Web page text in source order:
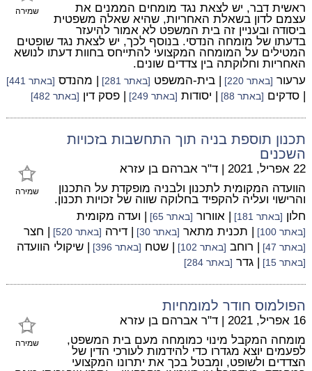
שמירה
ראשית דבר, יש לצאת נגד מומחים הממנים את
עצמם לדון בשאלת האחריות, שהיא שאלה משפטית
ביסודה ובעניין זה בית המשפט לא אמור להיעזר
בדעתו של מומחה הנדסי. בנוסף לכך, יש לצאת נגד שופטים
המטילים על המומחה המקצועי להתייחס בחוות דעתו לנושא
האחריות וחלוקתה בין צדדים שונים.
ערעור [באתר 220] | בית-המשפט [באתר 281] | מהנדס [באתר 441]
| סדקים [באתר 88] | יסודות [באתר 249] | פסק דין [באתר 482]
תכנון תוספת בניה תוך התחשבות בזכויות
השכנים
שמירה
22 אפריל, 2021 | ד"ר אברהם בן עזרא
הוועדה המקומית לתכנון ולבניה מופקדת על התכנון
והרישוי ועליה להקפיד בחלוקה שווה של זכויות תכנון.
חלון [באתר 181] | אוורור [באתר 65] | ועדה מקומית
[באתר 100] | תכנית מתאר [באתר 30] | דירה [באתר 520] | חצר
[באתר 47] | רוחב [באתר 102] | שטח [באתר 396] | שיקולי הוועדה
[באתר 15] | גדר [באתר 284]
הפולמוס חודר למומחיות
שמירה
16 אפריל, 2021 | ד"ר אברהם בן עזרא
מומחה המקבל מינוי כמומחה מעם בית המשפט,
לפעמים יוצא מגדרו כדי להידמות לעורכי הדין של
הצדדים ולשופט, ומבטל בכך את יתרונו המקצועי